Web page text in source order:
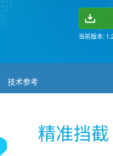
当前版本:
技术参考
精准挡